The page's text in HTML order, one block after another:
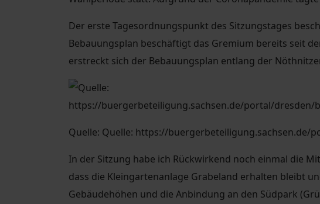
Der erste Tagesordnungspunkt des Sitzungstages
Bebauungsplan beschäftigt das Gremium bereits seit
erstreckt sich der Bebauungsplan entlang der
Quelle: Quelle: https://buergerbeteiligung.sachsen.de/
In der Sitzung habe ich Rückwirkend noch einmal die
dass die Kleingartenanlage Grabeland erhalten bleibt
Gebäudehöhen und die Anbindung an den Südpark